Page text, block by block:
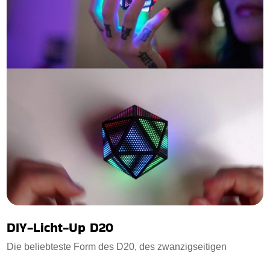
DIY-Licht-Up D20
Die beliebteste Form des D20, des zwanzigseitigen